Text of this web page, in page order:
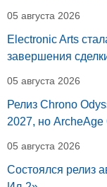
05 августа 2026
Electronic Arts
завершения
05 августа 2026
Релиз Chrono
2027, но ArcheAge
05 августа 2026
Состоялся релиз